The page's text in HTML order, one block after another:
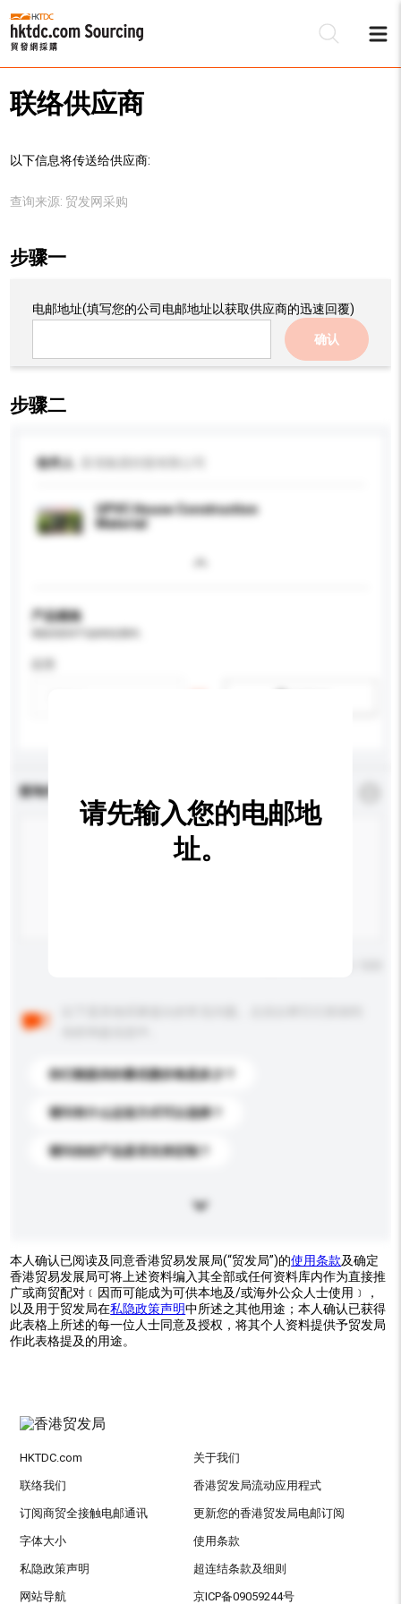
联络供应商
以下信息将传送给供应商:
查询来源: 贸发网采购
步骤一
电邮地址(填写您的公司电邮地址以获取供应商的迅速回覆)
确认
步骤二
收件人
UPVC House Construction
Material
产品规格
查询内容
你们能提供的最优惠价格是多少？
请问有什么运送方式可以选择？
请问你的产品是否支持定制？
请先输入您的电邮地
址。
本人确认已阅读及同意香港贸易发展局(“贸发局”)的使用条款及确定
香港贸易发展局可将上述资料编入其全部或任何资料库内作为直接推
广或商贸配对﹝因而可能成为可供本地及/或海外公众人士使用﹞，
以及用于贸发局在私隐政策声明中所述之其他用途；本人确认已获得
此表格上所述的每一位人士同意及授权，将其个人资料提供予贸发局
作此表格提及的用途。
HKTDC.com 关于我们
联络我们 香港贸发局流动应用程式
订阅商贸全接触电邮通讯 更新您的香港贸发局电邮订阅
字体大小 使用条款
私隐政策声明 超连结条款及细则
网站导航 京ICP备09059244号